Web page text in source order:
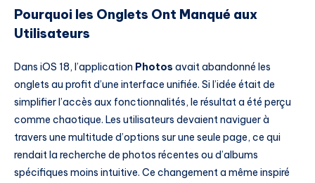
Pourquoi les Onglets Ont Manqué aux
Utilisateurs
Dans iOS 18, l’application Photos avait abandonné les
onglets au profit d’une interface unifiée. Si l’idée était de
simplifier l’accès aux fonctionnalités, le résultat a été perçu
comme chaotique. Les utilisateurs devaient naviguer à
travers une multitude d’options sur une seule page, ce qui
rendait la recherche de photos récentes ou d’albums
spécifiques moins intuitive. Ce changement a même inspiré